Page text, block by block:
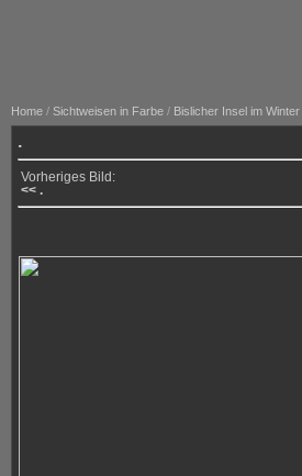
Home / Sichtweisen in Farbe / Bislicher Insel im Winter
.
Vorheriges Bild:
<< .